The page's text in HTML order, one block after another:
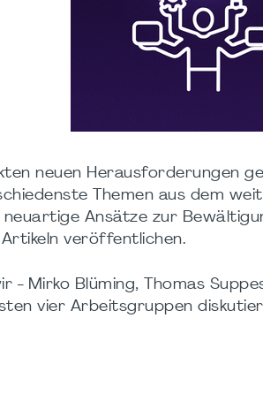
neuen Herausforderungen
Themen aus dem
neuartige Ansätze zur
veröffentlichen.
- Mirko Blüming, Thomas
vier Arbeitsgruppen